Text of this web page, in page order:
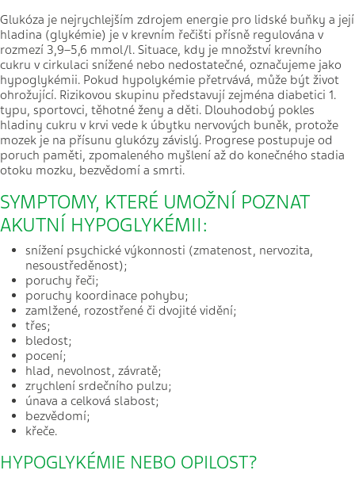
Glukóza je nejrychlejším zdrojem energie pro lidské buňky a její
hladina (glykémie) je v krevním řečišti přísně regulována v
rozmezí 3,9–5,6 mmol/l. Situace, kdy je množství krevního
cukru v cirkulaci snížené nebo nedostatečné, označujeme jako
hypoglykémii. Pokud hypolykémie přetrvává, může být život
ohrožující. Rizikovou skupinu představují zejména diabetici 1.
typu, sportovci, těhotné ženy a děti. Dlouhodobý pokles
hladiny cukru v krvi vede k úbytku nervových buněk, protože
mozek je na přísunu glukózy závislý. Progrese postupuje od
poruch paměti, zpomaleného myšlení až do konečného stadia
otoku mozku, bezvědomí a smrti.
SYMPTOMY, KTERÉ UMOŽNÍ POZNAT
AKUTNÍ HYPOGLYKÉMII:
snížení psychické výkonnosti (zmatenost, nervozita,
nesoustředěnost);
poruchy řeči;
poruchy koordinace pohybu;
zamlžené, rozostřené či dvojité vidění;
třes;
bledost;
pocení;
hlad, nevolnost, závratě;
zrychlení srdečního pulzu;
únava a celková slabost;
bezvědomí;
křeče.
HYPOGLYKÉMIE NEBO OPILOST?